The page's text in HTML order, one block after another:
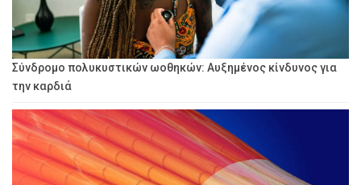
Σύνδρομο πολυκυστικών ωοθηκών: Αυξημένος κίνδυνος για
την καρδιά